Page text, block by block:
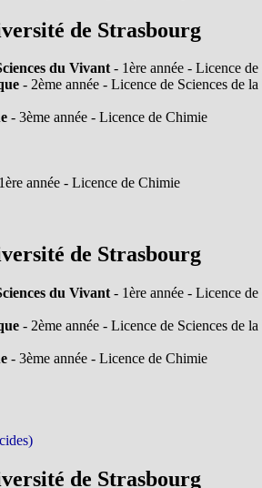
de Strasbourg
du Vivant- 1ère année - Licence de
- 2ème année - Licence de Sciences de
- 3ème année - Licence de Chimie
année - Licence de Chimie
de Strasbourg
du Vivant - 1ère année - Licence
- 2ème année - Licence de Sciences de
- 3ème année - Licence de Chimie
de Strasbourg